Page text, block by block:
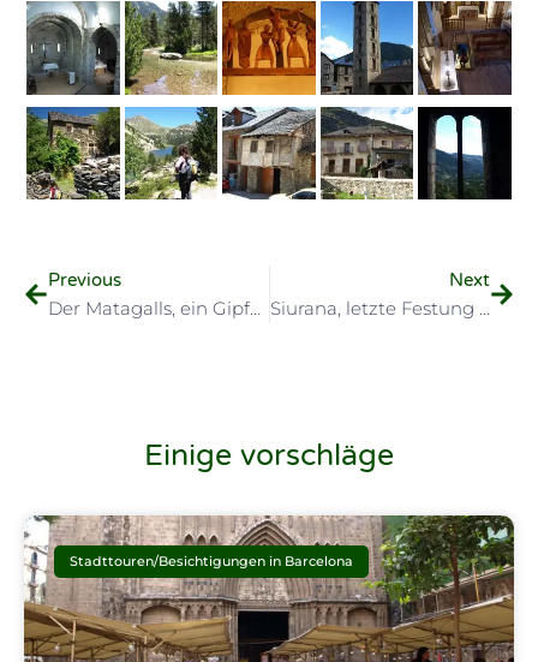
Previous
Der Matagalls, ein Gipfel des Montseny-Gebirgszuges, ganz in der Nähe von Barcelona
Next
Siurana, letzte Festung der Maurenkönigin. Landschaft und Natur im Süden Kataloniens.
Einige vorschläge
Stadttouren/Besichtigungen in Barcelona